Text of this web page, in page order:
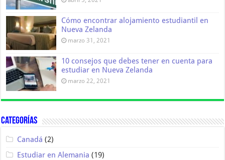
Cómo encontrar alojamiento estudiantil en
Nueva Zelanda
marzo 31, 2021
10 consejos que debes tener en cuenta para
estudiar en Nueva Zelanda
marzo 22, 2021
Categorías
Canadá (2)
Estudiar en Alemania (19)